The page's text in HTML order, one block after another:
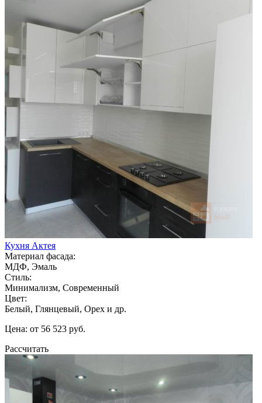
Кухня Актея
Материал фасада:
МДФ, Эмаль
Стиль:
Минимализм, Современный
Цвет:
Белый, Глянцевый, Орех и др.
Цена: от 56 523 руб.
Рассчитать